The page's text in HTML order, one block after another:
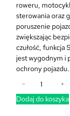
roweru,
sterowania oraz
poruszenie
zwiększając
czułość, funkcja
jest wygodnym i
ochrony pojazdu.
o
− +
Dodaj do koszyka